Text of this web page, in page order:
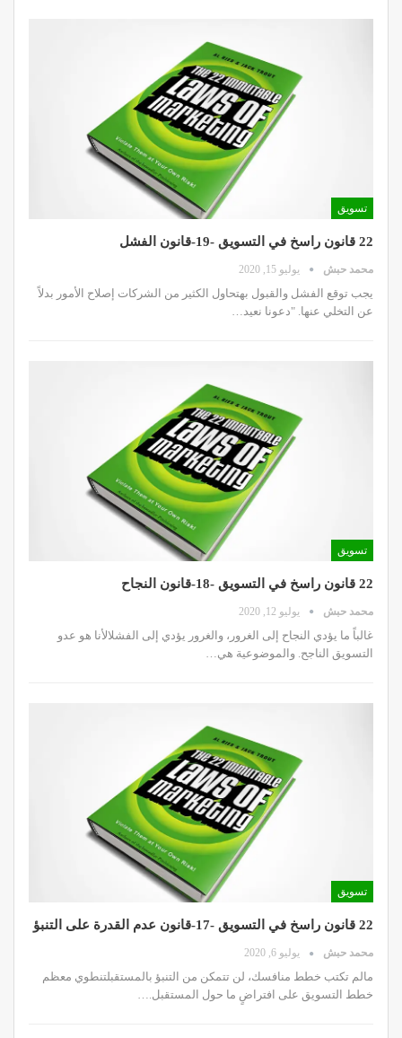
تسويق
22 قانون راسخ في التسويق -19-قانون الفشل
محمد حبش يوليو 15, 2020
يجب توقع الفشل والقبول بهتحاول الكثير من الشركات إصلاح الأمور بدلاً
عن التخلي عنها. "دعونا نعيد…
تسويق
22 قانون راسخ في التسويق -18-قانون النجاح
محمد حبش يوليو 12, 2020
غالباً ما يؤدي النجاح إلى الغرور، والغرور يؤدي إلى الفشلالأنا هو عدو
التسويق الناجح. والموضوعية هي…
تسويق
22 قانون راسخ في التسويق -17-قانون عدم القدرة على التنبؤ
محمد حبش يوليو 6, 2020
مالم تكتب خطط منافسك، لن تتمكن من التنبؤ بالمستقبلتنطوي معظم
خطط التسويق على افتراضٍ ما حول المستقبل.…